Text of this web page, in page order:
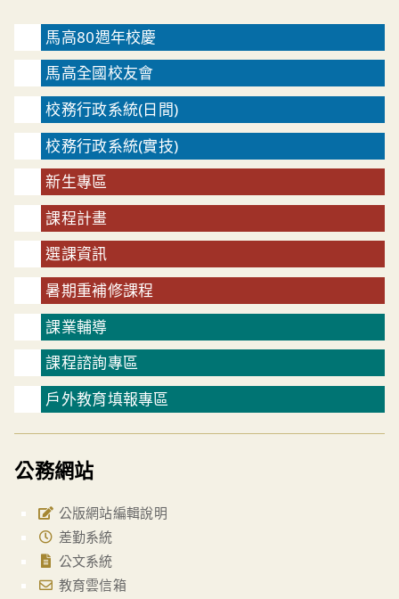
馬高80週年校慶
馬高全國校友會
校務行政系統(日間)
校務行政系統(實技)
新生專區
課程計畫
選課資訊
暑期重補修課程
課業輔導
課程諮詢專區
戶外教育填報專區
公務網站
公版網站編輯說明
差勤系統
公文系統
教育雲信箱